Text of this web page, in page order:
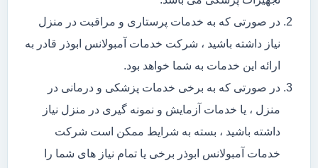
در صورتی که به خدمات پرستاری و مراقبت در منزل
نیاز داشته باشید ، شرکت خدمات آمبولانس ابوذر قادر به
ارائه این خدمات به شما خواهد بود.
در صورتی که به برخی خدمات پزشکی و درمانی در
منزل ، یا خدمات آزمایش و نمونه گیری در منزل نیاز
داشته باشید ، بسته به شرایط ممکن است شرکت
خدمات آمبولانس ابوذر برخی یا تمام نیاز های شما را